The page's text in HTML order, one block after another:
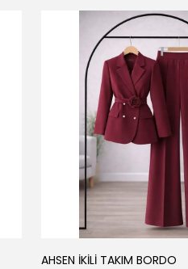
AHSEN İKİLİ TAKIM BORDO